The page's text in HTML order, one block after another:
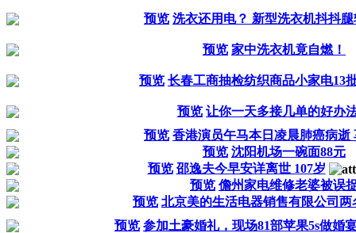
预览 洗衣还用电？ 新型洗衣机抖抖
预览 家中洗衣机竟自燃！
预览 长春工商抽检纺织商品小家电13
预览 让你一天多接几单的好办
预览 香港演员午马本日凌晨肺癌病逝
预览 沈阳机场一碗面88元
预览 邵逸夫今早安详离世 107岁
预览 儋州家电维修老婆被误
预览 北京美的生活电器销售有限公司两
预览 参加土豪婚礼，现场81部苹果5s做婚